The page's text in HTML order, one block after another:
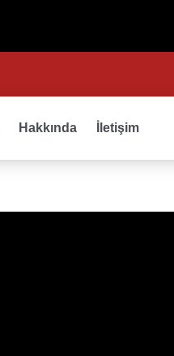
Hakkında İletişim